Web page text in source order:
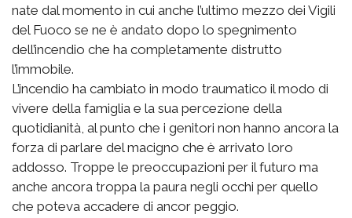
nate dal momento in cui anche l’ultimo mezzo dei Vigili
del Fuoco se ne è andato dopo lo spegnimento
dell’incendio che ha completamente distrutto
l’immobile.
L’incendio ha cambiato in modo traumatico il modo di
vivere della famiglia e la sua percezione della
quotidianità, al punto che i genitori non hanno ancora la
forza di parlare del macigno che è arrivato loro
addosso. Troppe le preoccupazioni per il futuro ma
anche ancora troppa la paura negli occhi per quello
che poteva accadere di ancor peggio.